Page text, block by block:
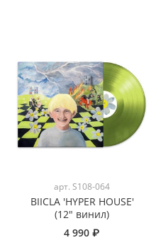
арт. S108-064
BIICLA 'HYPER HOUSE'
(12" винил)
4 990 ₽